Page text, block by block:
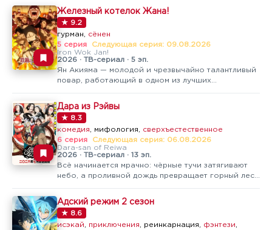
реки. Цинь Му растет среди калек и мастеров,
которые учат его не просто махать кулаками, а
выживать там, где само небо…
Железный котелок Жана!
★ 9.2
гурман, сёнен
5 серия
Следующая серия: 09.08.2026
Iron Wok Jan!
2026 · ТВ-сериал · 5 эп.
Ян Акияма — молодой и чрезвычайно талантливый
повар, работающий в одном из лучших
Кирико Гобантё, внучкой владельца заведения,
которую также считают выдающимся мастером
своего дела, — и их соперничество давно стало…
Дара из Рэйвы
★ 8.3
комедия, мифология, сверхъестественное
6 серия
Следующая серия: 06.08.2026
Dara-san of Reiwa
2026 · ТВ-сериал · 13 эп.
Всё начинается мрачно: чёрные тучи затягивают
небо, а проливной дождь превращает горный лес
засыпает табличку с надписью «Посторонним вход
воспрещён», и двое детей, брат и сестра, случайно
оказываются в тёмном…
Адский режим 2 сезон
★ 8.6
исэкай, приключения, реинкарнация, фэнтези,